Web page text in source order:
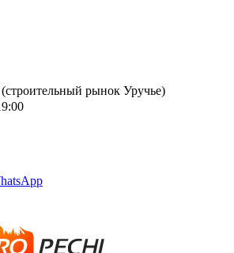
рынок Уручье)